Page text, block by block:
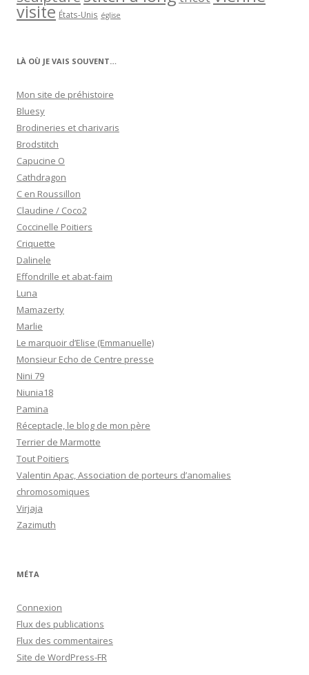
visite États-Unis église
LÀ OÙ JE VAIS SOUVENT…
Mon site de préhistoire
Bluesy
Brodineries et charivaris
Brodstitch
Capucine O
Cathdragon
C en Roussillon
Claudine / Coco2
Coccinelle Poitiers
Criquette
Dalinele
Effondrille et abat-faim
Luna
Mamazerty
Marlie
Le marquoir d’Elise (Emmanuelle)
Monsieur Echo de Centre presse
Nini 79
Niunia18
Pamina
Réceptacle, le blog de mon père
Terrier de Marmotte
Tout Poitiers
Valentin Apac, Association de porteurs d’anomalies
chromosomiques
Virjaja
Zazimuth
MÉTA
Connexion
Flux des publications
Flux des commentaires
Site de WordPress-FR